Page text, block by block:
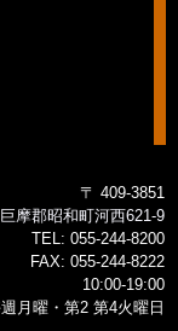
〒 409-3851
摩郡昭和町河西621-9
TEL: 055-244-8200
FAX: 055-244-8222
10:00-19:00
月曜・第2 第4火曜日